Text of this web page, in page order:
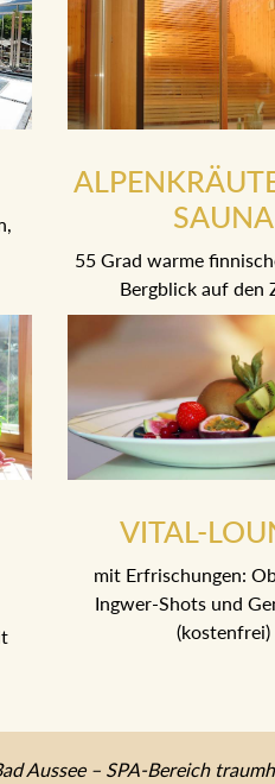
SAUNA
55 Grad warme
Bergblick auf den
VITAL-
mit Erfrischungen:
Ingwer-Shots und
(kostenfrei)
Aussee – SPA-Bereich